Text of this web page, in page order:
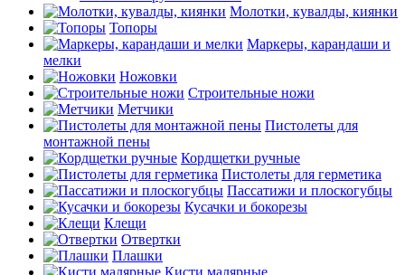
Молотки, кувалды, киянки
Топоры
Маркеры, карандаши и
мелки
Ножовки
Строительные ножи
Метчики
Пистолеты для
монтажной пены
Кордщетки ручные
Пистолеты для герметика
Пассатижи и плоскогубцы
Кусачки и бокорезы
Клещи
Отвертки
Плашки
Кисти малярные